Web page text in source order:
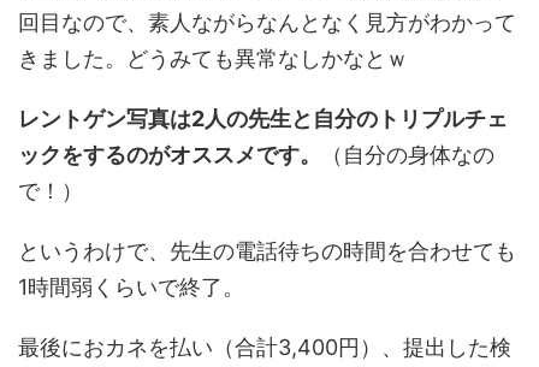
回目なので、素人ながらなんとなく見方がわかって
きました。どうみても異常なしかなとｗ
レントゲン写真は2人の先生と自分のトリプルチェ
ックをするのがオススメです。
（自分の身体なの
で！）
というわけで、先生の電話待ちの時間を合わせても
1時間弱くらいで終了。
最後におカネを払い（合計3,400円）、提出した検